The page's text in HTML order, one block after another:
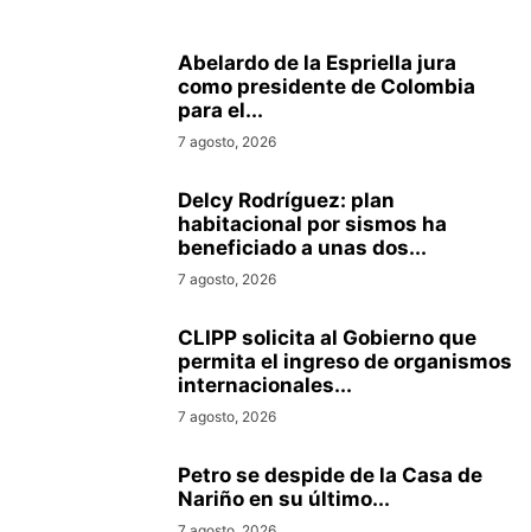
Abelardo de la Espriella jura
como presidente de Colombia
para el...
7 agosto, 2026
Delcy Rodríguez: plan
habitacional por sismos ha
beneficiado a unas dos...
7 agosto, 2026
CLIPP solicita al Gobierno que
permita el ingreso de organismos
internacionales...
7 agosto, 2026
Petro se despide de la Casa de
Nariño en su último...